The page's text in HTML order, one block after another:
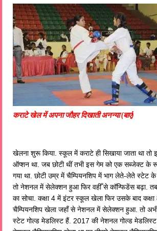
कराटे खेल में अपना जौहर दिखाती अनन्या (बाएं)
खेलना शुरू किया. स्कूल में कराटे ही सिखाया जाता था तो
ऑप्शन था. जब छोटी थीं तभी इस गेम को एक सब्जेक्ट के
गया था. छोटी उम्र में चैम्पियनशिप में भाग लेते-लेते स्टेट
तो नेशनल में सेलेक्शन हुआ फिर वहीँ से कॉन्फिडेंस बढ़ा.
का सोचा. कक्षा 4 में इंटर स्कूल खेला फिर उसके बाद
चैम्पियनशिप खेला जहाँ से नेशनल में सेलेक्शन हुआ. तो
स्टेट गोल्ड मेडलिस्ट हैं. 2017 की नेशनल गोल्ड